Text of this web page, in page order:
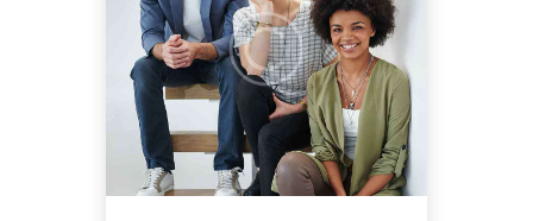
PROYECTO
SERVICIOS
CLUB
EMPRENDEDORES
NETWORKING